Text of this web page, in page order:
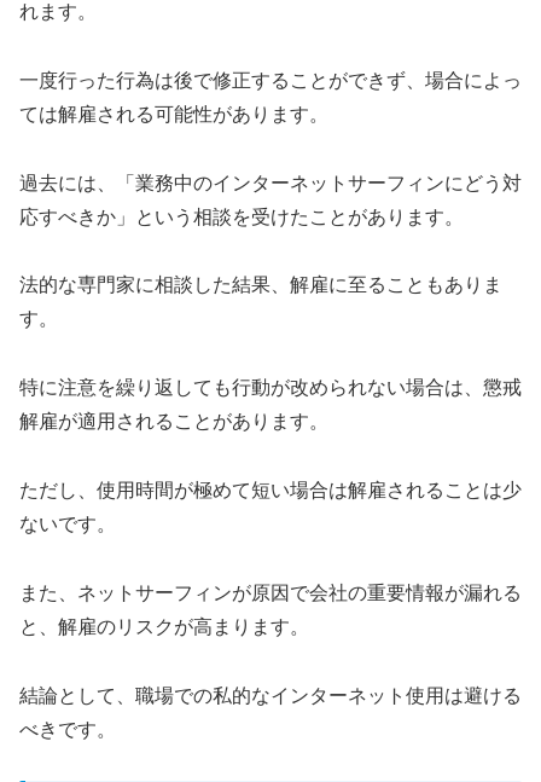
れます。
一度行った行為は後で修正することができず、場合によっ
ては解雇される可能性があります。
過去には、「業務中のインターネットサーフィンにどう対
応すべきか」という相談を受けたことがあります。
法的な専門家に相談した結果、解雇に至ることもありま
す。
特に注意を繰り返しても行動が改められない場合は、懲戒
解雇が適用されることがあります。
ただし、使用時間が極めて短い場合は解雇されることは少
ないです。
また、ネットサーフィンが原因で会社の重要情報が漏れる
と、解雇のリスクが高まります。
結論として、職場での私的なインターネット使用は避ける
べきです。